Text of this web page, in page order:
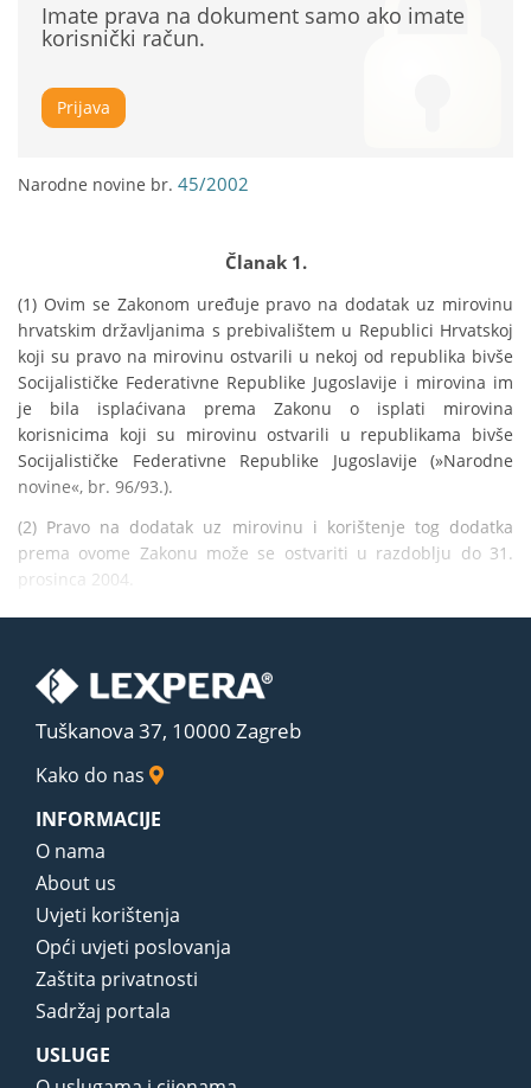
Imate prava na dokument samo ako imate
korisnički račun.
Prijava
Narodne novine br. 45/2002
Članak 1.
(1) Ovim se Zakonom uređuje pravo na dodatak uz mirovinu
hrvatskim državljanima s prebivalištem u Republici Hrvatskoj
koji su pravo na mirovinu ostvarili u nekoj od republika bivše
Socijalističke Federativne Republike Jugoslavije i mirovina im
je bila isplaćivana prema Zakonu o isplati mirovina
korisnicima koji su mirovinu ostvarili u republikama bivše
Socijalističke Federativne Republike Jugoslavije (»Narodne
novine«, br. 96/93.).
(2) Pravo na dodatak uz mirovinu i korištenje tog dodatka
prema ovome Zakonu može se ostvariti u razdoblju do 31.
prosinca 2004.
Tuškanova 37, 10000 Zagreb
Kako do nas
INFORMACIJE
O nama
About us
Uvjeti korištenja
Opći uvjeti poslovanja
Zaštita privatnosti
Sadržaj portala
USLUGE